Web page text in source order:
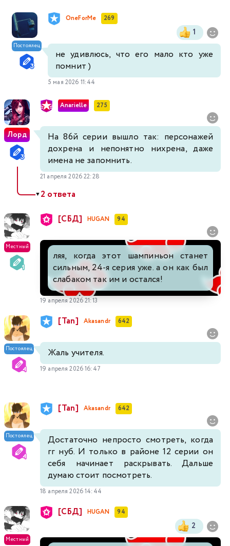
Постоялец
OneForMe 269
1
не удивлюсь, что его мало кто уже
помнит )
5 мая 2026 11:44
Лорд
Anarielle 275
На 86й серии вышло так: персонажей
дохрена и непонятно нихрена, даже
имена не запомнить.
21 апреля 2026 22:28
▼2 ответа
Местный
[СБД] HUGAN 94
ляя, когда этот шампиньон станет
сильным, 24-я серия уже. а он как был
слабаком так им и остался!
19 апреля 2026 21:13
Постоялец
[Tan] Akasandr 642
Жаль учителя.
19 апреля 2026 16:47
Постоялец
[Tan] Akasandr 642
Достаточно непросто смотреть, когда
гг нуб. И только в районе 12 серии он
себя начинает раскрывать. Дальше
думаю стоит посмотреть.
18 апреля 2026 14:44
Местный
[СБД] HUGAN 94
2